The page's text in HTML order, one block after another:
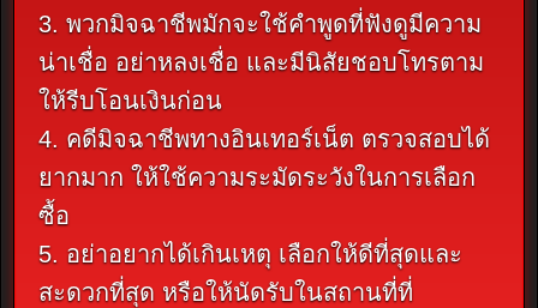
3. พวกมิจฉาชีพมักจะใช้คำพูดที่ฟังดูมีความ
น่าเชื่อ อย่าหลงเชื่อ และมีนิสัยชอบโทรตาม
ให้รีบโอนเงินก่อน
4. คดีมิจฉาชีพทางอินเทอร์เน็ต ตรวจสอบได้
ยากมาก ให้ใช้ความระมัดระวังในการเลือก
ซื้อ
5. อย่าอยากได้เกินเหตุ เลือกให้ดีที่สุดและ
สะดวกที่สุด หรือให้นัดรับในสถานที่ที่